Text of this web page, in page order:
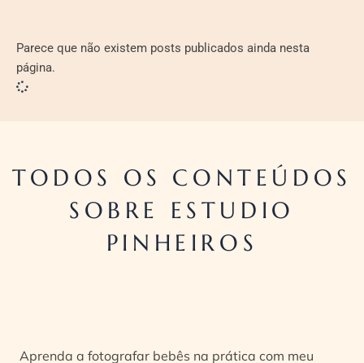
Parece que não existem posts publicados ainda nesta
página.
TODOS OS CONTEÚDOS
SOBRE ESTUDIO
PINHEIROS
Aprenda a fotografar bebês na prática com meu